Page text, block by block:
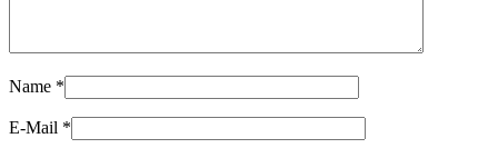
Name *
E-Mail *